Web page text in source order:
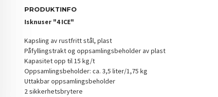
PRODUKTINFO
Isknuser "4 ICE"
Kapsling av rustfritt stål, plast
Påfyllingstrakt og oppsamlingsbeholder av plast
Kapasitet opp til 15 kg/t
Oppsamlingsbeholder: ca. 3,5 liter/1,75 kg
Uttakbar oppsamlingsbeholder
2 sikkerhetsbrytere